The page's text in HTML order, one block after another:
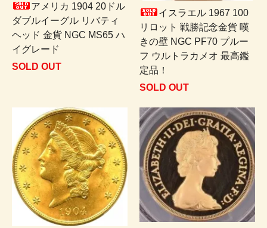
アメリカ 1904 20ドル
ダブルイーグル リバティ
ヘッド 金貨 NGC MS65 ハ
イグレード
SOLD OUT
イスラエル 1967 100
リロット 戦勝記念金貨 嘆
きの壁 NGC PF70 プルー
フ ウルトラカメオ 最高鑑
定品！
SOLD OUT